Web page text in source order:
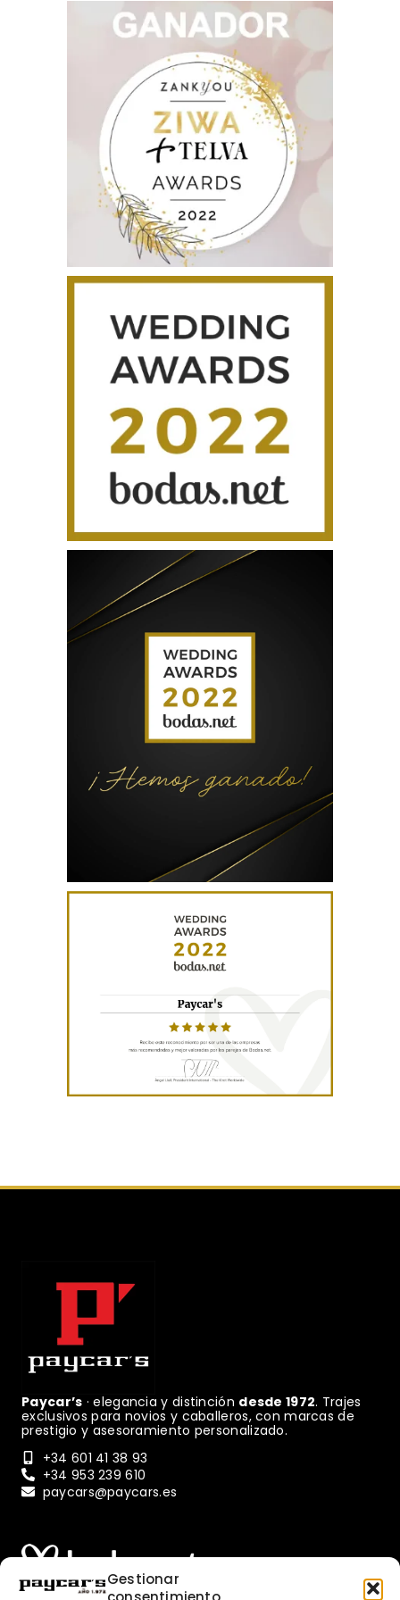
Gestionar
Paycar’s · elegancia y distinción desde 1972. Trajes
exclusivos para novios y caballeros, con marcas de
prestigio y asesoramiento personalizado.
+34 601 41 38 93
+34 953 239 610
paycars@paycars.es